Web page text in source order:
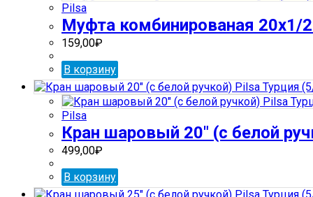
Pilsa
Муфта комбинированая 20х1/
159,00₽
В корзину
Pilsa
Кран шаровый 20″ (с белой
499,00₽
В корзину